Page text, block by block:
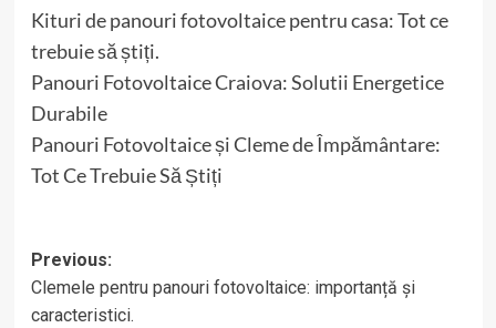
Kituri de panouri fotovoltaice pentru casa: Tot ce
trebuie să știți.
Panouri Fotovoltaice Craiova: Solutii Energetice
Durabile
Panouri Fotovoltaice și Cleme de Împământare:
Tot Ce Trebuie Să Știți
Post
navigation
Previous:
Clemele pentru panouri fotovoltaice: importanță și
caracteristici.